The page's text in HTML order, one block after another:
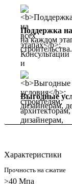
Поддержка
на каждом
строительства.
Выгодные
дизайнерам,
Характеристики
Прочность на сжатие
>40 Мпа